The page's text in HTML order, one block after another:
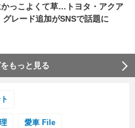
っこよくて草…トヨタ・アクア
グレード追加がSNSで話題に
もっと見る
愛車 File